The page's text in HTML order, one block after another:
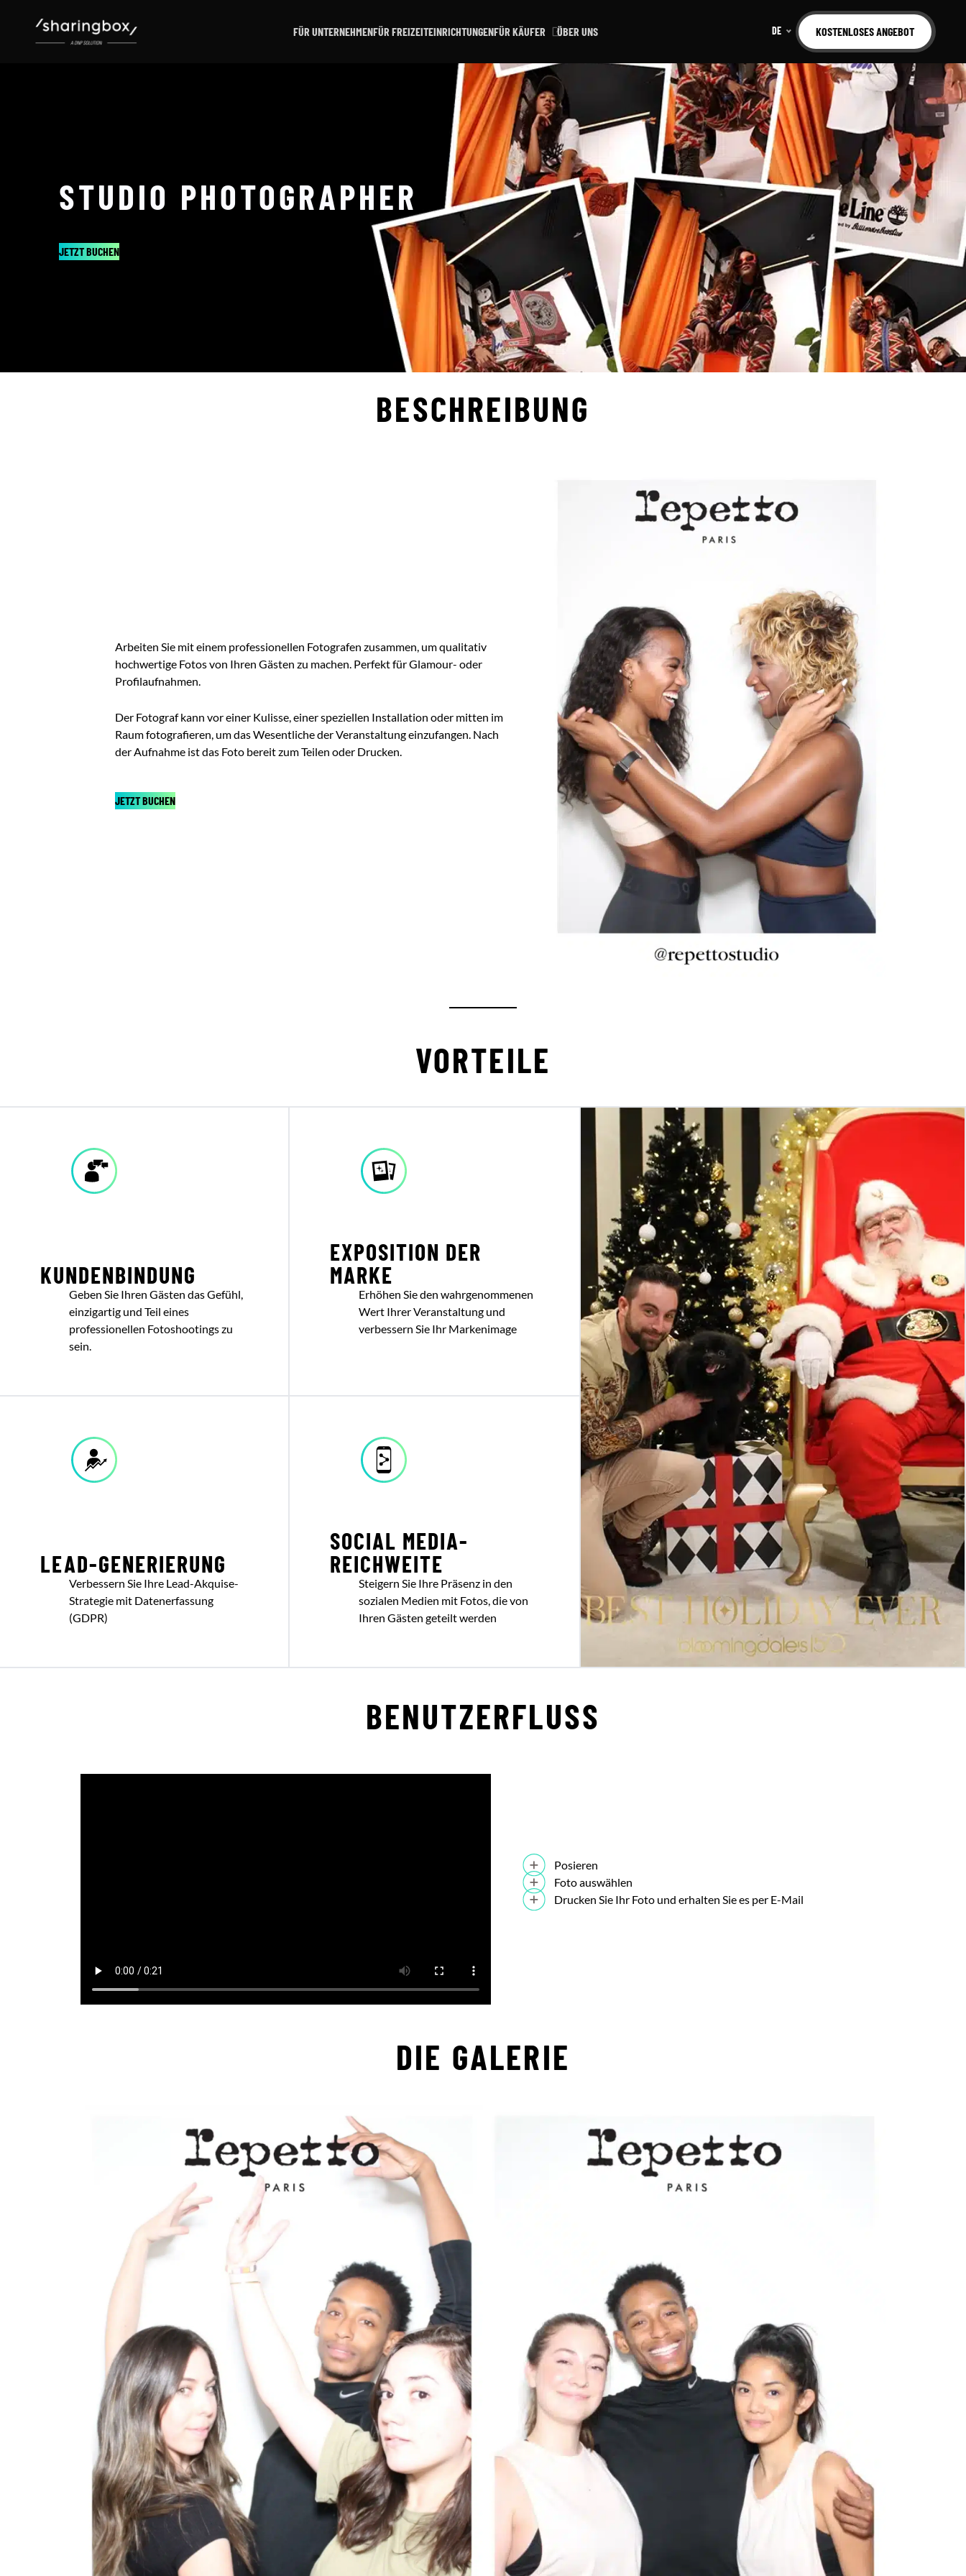
FÜR UNTERNEHMENFÜR FREIZEITEINRICHTUNGENFÜR KÄUFER ÜBER UNS DE KOSTENLOSES ANGEBOT
STUDIO PHOTOGRAPHER
JETZT BUCHEN
BESCHREIBUNG
Arbeiten Sie mit einem professionellen Fotografen zusammen, um qualitativ
hochwertige Fotos von Ihren Gästen zu machen. Perfekt für Glamour- oder
Profilaufnahmen.
Der Fotograf kann vor einer Kulisse, einer speziellen Installation oder mitten im
Raum fotografieren, um das Wesentliche der Veranstaltung einzufangen. Nach
der Aufnahme ist das Foto bereit zum Teilen oder Drucken.
JETZT BUCHEN
VORTEILE
KUNDENBINDUNG
Geben Sie Ihren Gästen das Gefühl,
einzigartig und Teil eines
professionellen Fotoshootings zu
sein.
EXPOSITION DER
MARKE
Erhöhen Sie den wahrgenommenen
Wert Ihrer Veranstaltung und
verbessern Sie Ihr Markenimage
LEAD-GENERIERUNG
Verbessern Sie Ihre Lead-Akquise-
Strategie mit Datenerfassung
(GDPR)
SOCIAL MEDIA-
REICHWEITE
Steigern Sie Ihre Präsenz in den
sozialen Medien mit Fotos, die von
Ihren Gästen geteilt werden
BENUTZERFLUSS
Posieren
Foto auswählen
Drucken Sie Ihr Foto und erhalten Sie es per E-Mail
DIE GALERIE